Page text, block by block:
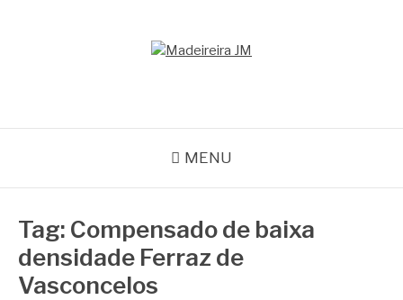
MENU
Tag: Compensado de baixa
densidade Ferraz de
Vasconcelos